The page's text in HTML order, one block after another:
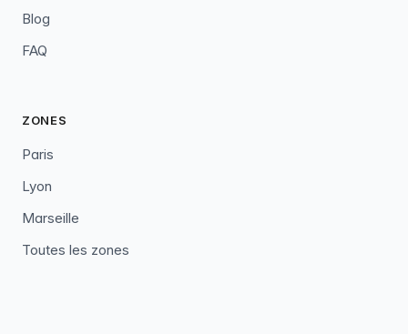
Blog
FAQ
ZONES
Paris
Lyon
Marseille
Toutes les zones